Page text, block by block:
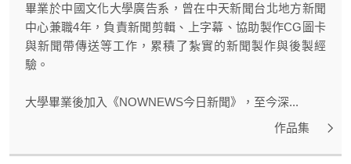
畢業於中國文化大學廣告系，曾在中天新聞台北地方新聞
中心兼職4年，負責新聞剪輯、上字幕、協助製作CG圖卡
與新聞帶傳送等工作，累積了紮實的新聞製作與後製經
驗。
大學畢業後加入《NOWNEWS今日新聞》，至今深...
作品集